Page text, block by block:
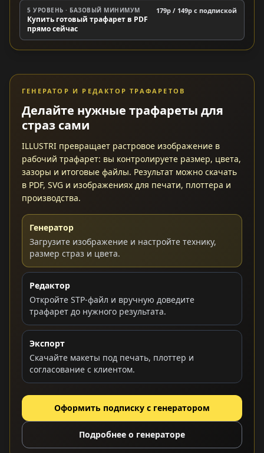
5 УРОВЕНЬ · БАЗОВЫЙ МИНИМУМ
Купить готовый трафарет в PDF
прямо сейчас
179р / 149р c подпиской
ГЕНЕРАТОР И РЕДАКТОР ТРАФАРЕТОВ
Делайте нужные трафареты для
страз сами
ILLUSTRI превращает растровое изображение в
рабочий трафарет: вы контролируете размер, цвета,
зазоры и итоговые файлы. Результат можно скачать
в PDF, SVG и изображениях для печати, плоттера и
производства.
Генератор
Загрузите изображение и настройте технику,
размер страз и цвета.
Редактор
Откройте STP-файл и вручную доведите
трафарет до нужного результата.
Экспорт
Скачайте макеты под печать, плоттер и
согласование с клиентом.
Оформить подписку с генератором
Подробнее о генераторе